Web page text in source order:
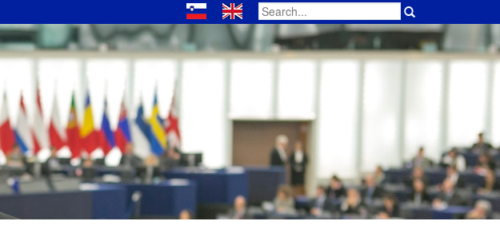
Search
for: